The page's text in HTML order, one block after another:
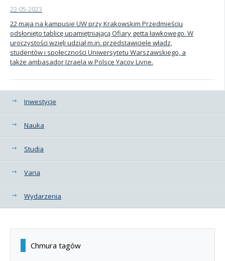
22-05-2023
22 maja na kampusie UW przy Krakowskim Przedmieściu
odsłonięto tablicę upamiętniającą Ofiary getta ławkowego. W
uroczystości wzięli udział m.in. przedstawiciele władz,
studentów i społeczności Uniwersytetu Warszawskiego, a
także ambasador Izraela w Polsce Yacov Livne.
Kategorie
Inwestycje
Nauka
Studia
Varia
Wydarzenia
Chmura tagów